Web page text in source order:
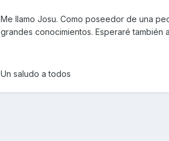
Me llamo Josu. Como poseedor de una
grandes conocimientos. Esperaré también
Un saludo a todos